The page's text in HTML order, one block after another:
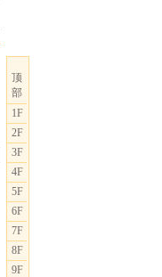
顶
部
1F
2F
3F
4F
5F
6F
7F
8F
9F